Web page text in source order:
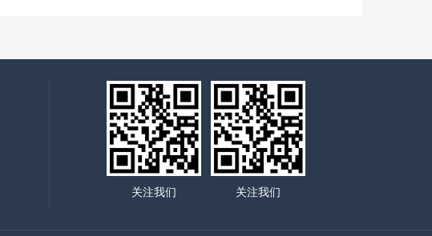
关注我们 关注我们